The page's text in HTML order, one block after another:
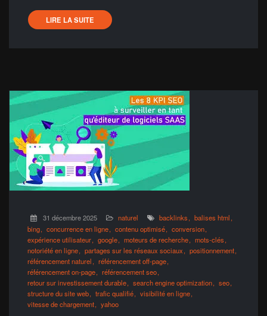
LIRE LA SUITE
31 décembre 2025 naturel backlinks
balises html
bing
concurrence en ligne contenu optimisé
conversion
expérience utilisateur
google moteurs de recherche
mots-clés
notoriété en ligne
partages sur les réseaux sociaux
positionnement
référencement naturel
référencement off-page
référencement on-page
référencement seo
retour sur investissement durable
search engine optimization
seo
structure du site web
trafic qualifié
visibilité en ligne
vitesse de chargement
yahoo